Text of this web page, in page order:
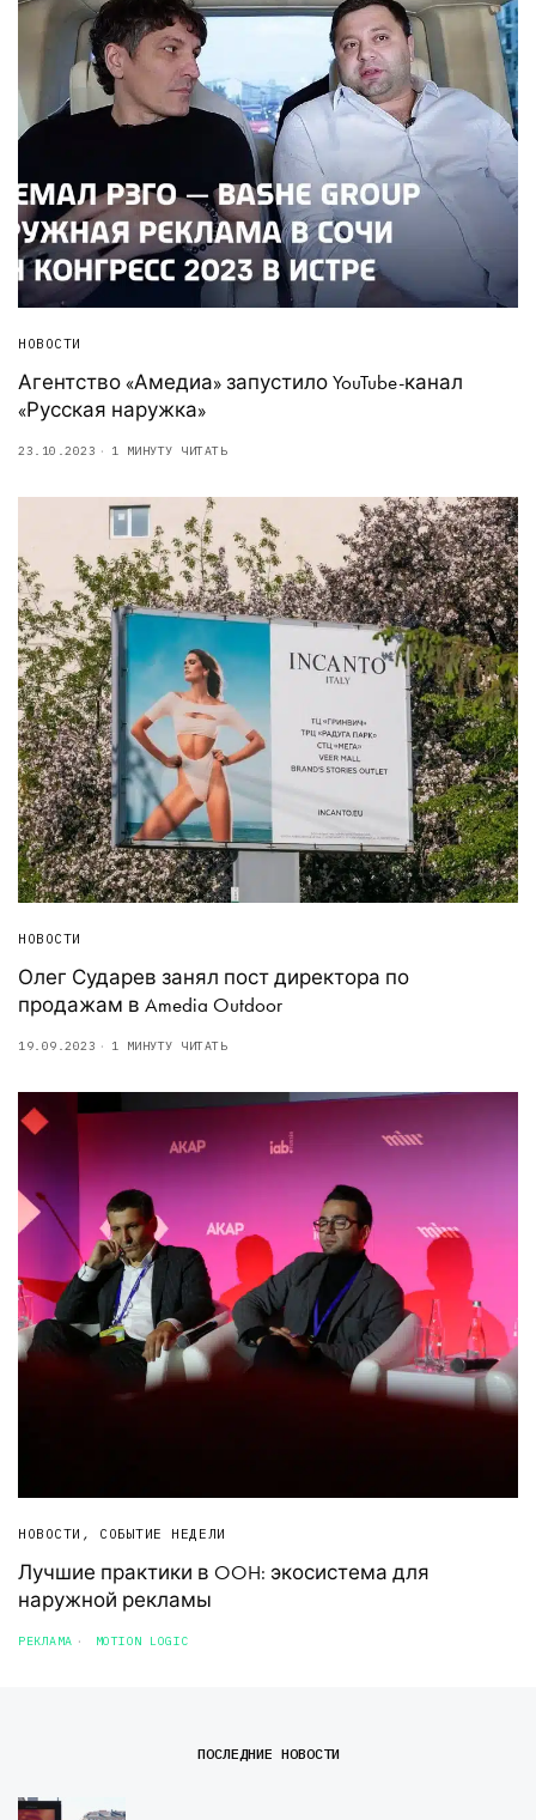
НОВОСТИ
Агентство «Амедиа» запустило YouTube-канал
«Русская наружка»
23.10.2023 1 МИНУТУ ЧИТАТЬ
НОВОСТИ
Олег Сударев занял пост директора по
продажам в Amedia Outdoor
19.09.2023 1 МИНУТУ ЧИТАТЬ
НОВОСТИ , СОБЫТИЕ НЕДЕЛИ
Лучшие практики в OOH: экосистема для
наружной рекламы
РЕКЛАМА MOTION LOGIC
ПОСЛЕДНИЕ НОВОСТИ